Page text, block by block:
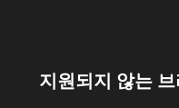
지원되지 않는